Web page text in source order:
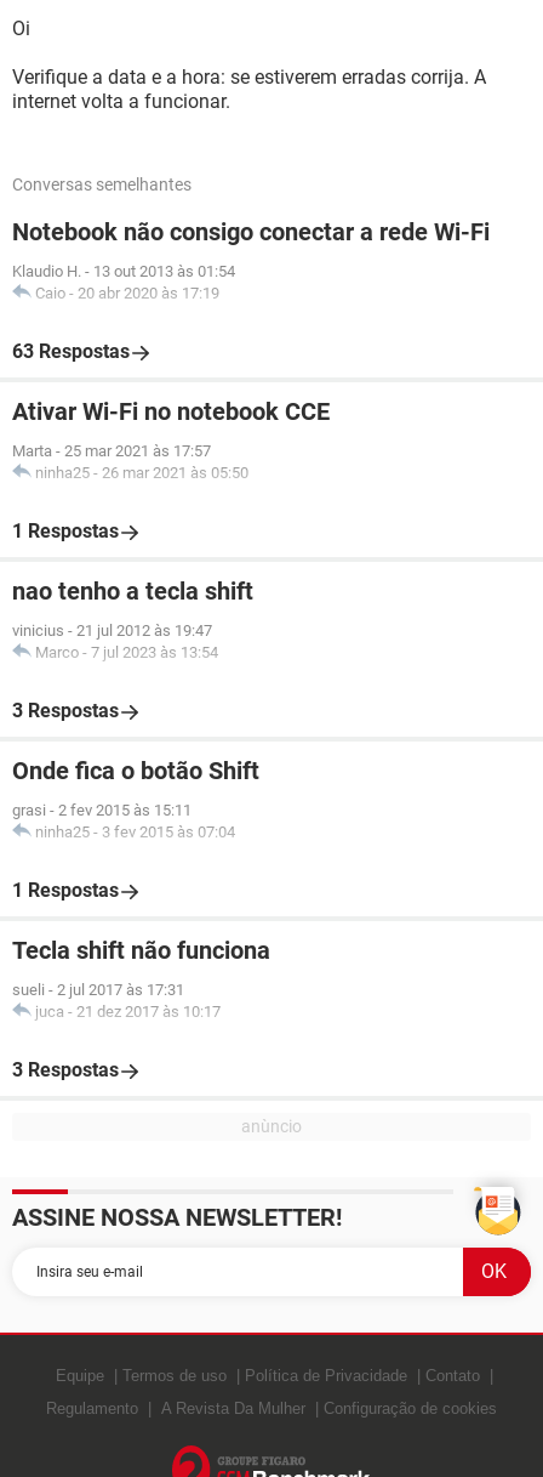
Oi
Verifique a data e a hora: se estiverem erradas corrija. A
internet volta a funcionar.
Conversas semelhantes
Notebook não consigo conectar a rede Wi-Fi
Klaudio H. - 13 out 2013 às 01:54
Caio - 20 abr 2020 às 17:19
63 Respostas
Ativar Wi-Fi no notebook CCE
Marta - 25 mar 2021 às 17:57
ninha25 - 26 mar 2021 às 05:50
1 Respostas
nao tenho a tecla shift
vinicius - 21 jul 2012 às 19:47
Marco - 7 jul 2023 às 13:54
3 Respostas
Onde fica o botão Shift
grasi - 2 fev 2015 às 15:11
ninha25 - 3 fev 2015 às 07:04
1 Respostas
Tecla shift não funciona
sueli - 2 jul 2017 às 17:31
juca - 21 dez 2017 às 10:17
3 Respostas
ASSINE NOSSA NEWSLETTER!
Equipe Termos de uso Política de Privacidade
Contato
Regulamento
A Revista Da Mulher Configuração de cookies